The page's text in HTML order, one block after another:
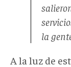
la
A la luz de